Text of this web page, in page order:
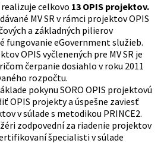
celkovo 13 OPIS projektov.
MV SR v rámci projektov OPIS
a základných pilierov
fungovanie eGovernment služieb.
OPIS vyčlenených pre MV SR je
čerpanie dosiahlo v roku 2011
rozpočtu.
pokynu SORO OPIS projektovú
OPIS projekty a úspešne zaviesť
v súlade s metodikou PRINCE2.
zodpovední za riadenie projektov
špecialisti v súlade